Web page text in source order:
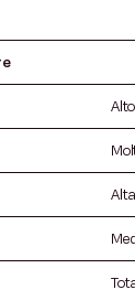
Alto
Alta